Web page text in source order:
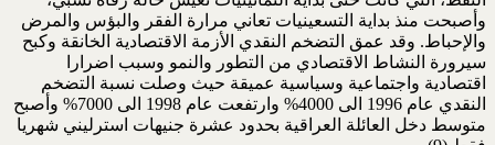
وأصبحت منذ بداية التسعينيات تعاني مرارة الفقر والبؤس والمرض
والإحباط. وقد عمق التضخم النقدي الأزمة الاقتصادية الخانقة وكبح
سيرورة النشاط الاقتصادي من التطور والنمو وسبب اضرارا
اقتصادية واجتماعية وسياسية عميقة حيث وصلت نسبة التضخم
النقدي عام 1996 الى 4000% وارتفعت عام 1998 الى 7000% وأصبح
متوسط دخل العائلة العراقية بحدود عشرة جنيهات استرليني شهريا